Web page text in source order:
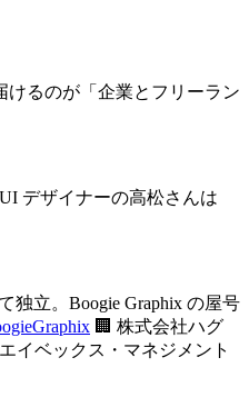
るのが「企業とフリーラン
デザイナーの高松さんは
独立。Boogie Graphix の屋号
🏢 株式会社ハグ
イベックス・マネジメント